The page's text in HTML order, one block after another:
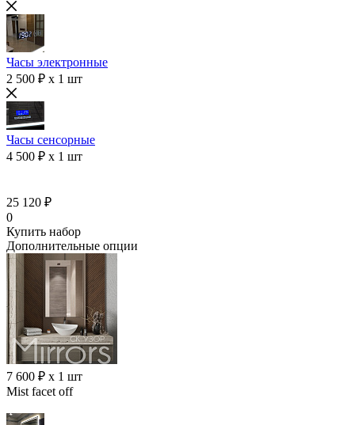
Часы электронные
2 500 ₽ x 1 шт
Часы сенсорные
4 500 ₽ x 1 шт
25 120 ₽
0
Купить набор
Дополнительные опции
7 600 ₽ x 1 шт
Mist facet off